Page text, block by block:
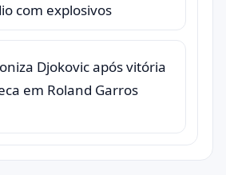
com explosivos
Djokovic após vitória
em Roland Garros